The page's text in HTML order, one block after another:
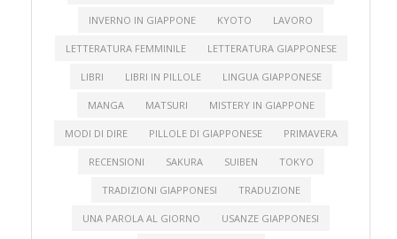
INVERNO IN GIAPPONE KYOTO LAVORO
LETTERATURA FEMMINILE LETTERATURA GIAPPONESE
LIBRI LIBRI IN PILLOLE LINGUA GIAPPONESE
MANGA MATSURI MISTERY IN GIAPPONE
MODI DI DIRE PILLOLE DI GIAPPONESE PRIMAVERA
RECENSIONI SAKURA SUIBEN TOKYO
TRADIZIONI GIAPPONESI TRADUZIONE
UNA PAROLA AL GIORNO USANZE GIAPPONESI